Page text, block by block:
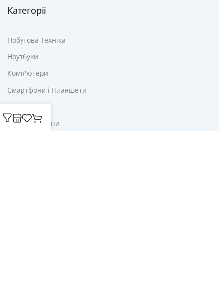
Категорії
Побутова Техніка
Ноутбуки
Комп'ютери
Смартфони і Планшети
Для Офісу
Ліхтарі і Лампи